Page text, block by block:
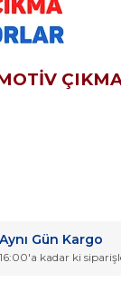
teşekkür ederiz.
Aynı Gün Kargo
16:00'a kadar ki